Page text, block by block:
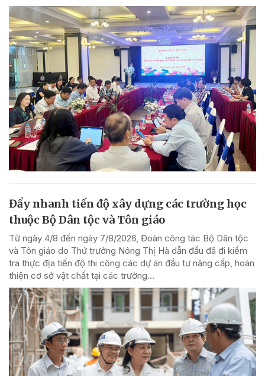
Đẩy nhanh tiến độ xây dựng các trường học
thuộc Bộ Dân tộc và Tôn giáo
Từ ngày 4/8 đến ngày 7/8/2026, Đoàn công tác Bộ Dân tộc
và Tôn giáo do Thứ trưởng Nông Thị Hà dẫn đầu đã đi kiểm
tra thực địa tiến độ thi công các dự án đầu tư nâng cấp, hoàn
thiện cơ sở vật chất tại các trường...